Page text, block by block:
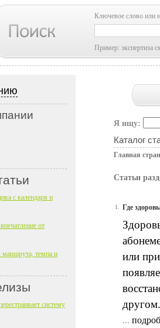
Ключевое слово или
Пример: экспертиза
Я ищу:
Каталог
Главная
Статьи
1. Где
или
другом.
...
с календаря и
от
маршрута, темпа и
систему